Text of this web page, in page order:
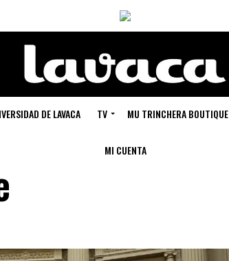
DE LAVACA TV MU TRINCHERA BOUTIQUE
MI CUENTA